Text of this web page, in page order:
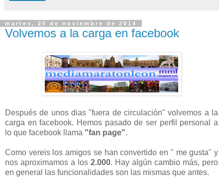
martes, 25 de noviembre de 2014
Volvemos a la carga en facebook
Después de unos dias "fuera de circulación" volvemos a la
carga en facebook. Hemos pasado de ser perfil personal a
lo que facebook llama "fan page".
Como vereis los amigos se han convertido en " me gusta" y
nos aproximamos a los 2.000. Hay algún cambio más, pero
en general las funcionalidades son las mismas que antes.